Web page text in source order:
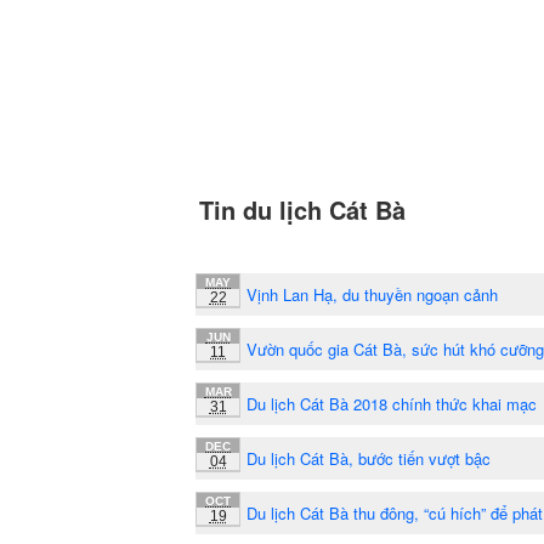
Tin du lịch Cát Bà
MAY
22 Vịnh Lan Hạ, du thuyền ngoạn cảnh
JUN
11 Vườn quốc gia Cát Bà, sức hút khó cưỡng
MAR
31 Du lịch Cát Bà 2018 chính thức khai mạc
DEC
04 Du lịch Cát Bà, bước tiến vượt bậc
OCT
19 Du lịch Cát Bà thu đông, “cú hích” để